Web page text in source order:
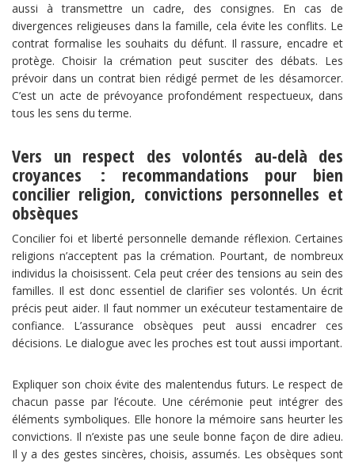
aussi à transmettre un cadre, des consignes. En cas de
divergences religieuses dans la famille, cela évite les conflits. Le
contrat formalise les souhaits du défunt. Il rassure, encadre et
protège. Choisir la crémation peut susciter des débats. Les
prévoir dans un contrat bien rédigé permet de les désamorcer.
C’est un acte de prévoyance profondément respectueux, dans
tous les sens du terme.
Vers un respect des volontés au-delà des
croyances : recommandations pour bien
concilier religion, convictions personnelles et
obsèques
Concilier foi et liberté personnelle demande réflexion. Certaines
religions n’acceptent pas la crémation. Pourtant, de nombreux
individus la choisissent. Cela peut créer des tensions au sein des
familles. Il est donc essentiel de clarifier ses volontés. Un écrit
précis peut aider. Il faut nommer un exécuteur testamentaire de
confiance. L’assurance obsèques peut aussi encadrer ces
décisions. Le dialogue avec les proches est tout aussi important.
Expliquer son choix évite des malentendus futurs. Le respect de
chacun passe par l’écoute. Une cérémonie peut intégrer des
éléments symboliques. Elle honore la mémoire sans heurter les
convictions. Il n’existe pas une seule bonne façon de dire adieu.
Il y a des gestes sincères, choisis, assumés. Les obsèques sont